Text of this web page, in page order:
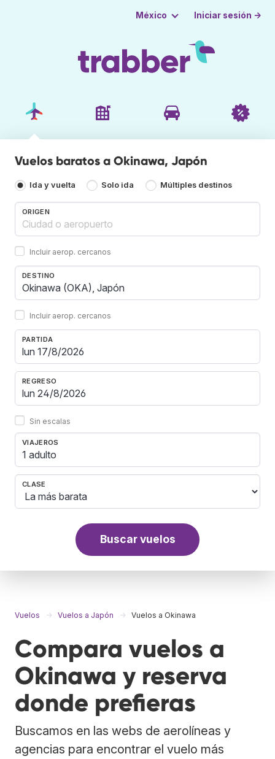
México Iniciar sesión →
Vuelos baratos a Okinawa, Japón
Ida y vuelta Solo ida Múltiples destinos
ORIGEN
Incluir aerop. cercanos
DESTINO
Incluir aerop. cercanos
PARTIDA
REGRESO
Sin escalas
VIAJEROS
1 adulto
CLASE
Buscar vuelos
Vuelos Vuelos a Japón Vuelos a Okinawa
Compara vuelos a
Okinawa y reserva
donde prefieras
Buscamos en las webs de aerolíneas y
agencias para encontrar el vuelo más